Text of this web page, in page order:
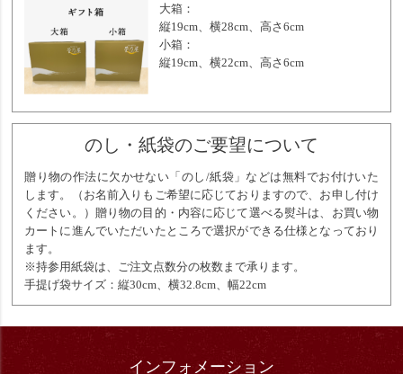
大箱：
縦19cm、横28cm、高さ6cm
小箱：
縦19cm、横22cm、高さ6cm
のし・紙袋のご要望について
贈り物の作法に欠かせない「のし/紙袋」などは無料でお付けいた
します。（お名前入りもご希望に応じておりますので、お申し付け
ください。）贈り物の目的・内容に応じて選べる熨斗は、お買い物
カートに進んでいただいたところで選択ができる仕様となっており
ます。
※持参用紙袋は、ご注文点数分の枚数まで承ります。
手提げ袋サイズ：縦30cm、横32.8cm、幅22cm
インフォメーション